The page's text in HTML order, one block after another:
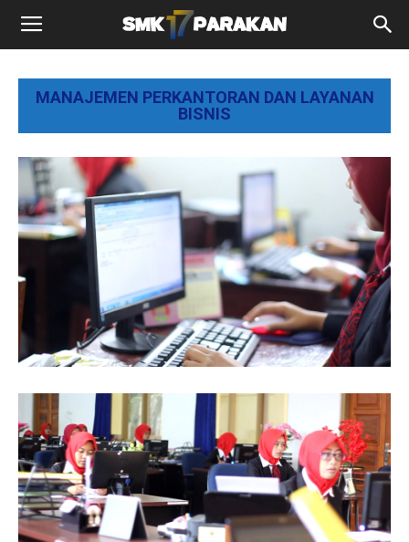
MANAJEMEN PERKANTORAN DAN LAYANAN
BISNIS